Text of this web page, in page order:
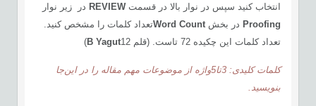
انتخاب کنید سپس در نوار بالا در قسمتREVIEWدر زیر نوار
Proofingدر بخش Word Countتعداد کلمات را مشخص کنید.
تعداد کلمات این چکیده 72 تاست. (قلم
B Yagut 12)
کلمات کلیدی: 3تا5واژه از موضوعات مهم مقاله را در این‌جا
بنویسید.